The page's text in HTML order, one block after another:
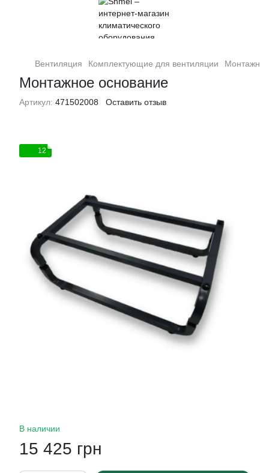
Вентиляция Комплектующие для вентиляции
Монтажное основание
Артикул: 471502008 Оставить отзыв
12
В наличии
15 425 грн